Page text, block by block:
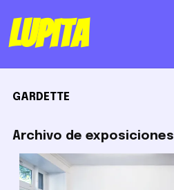
Lupita
GARDETTE
Archivo de exposiciones